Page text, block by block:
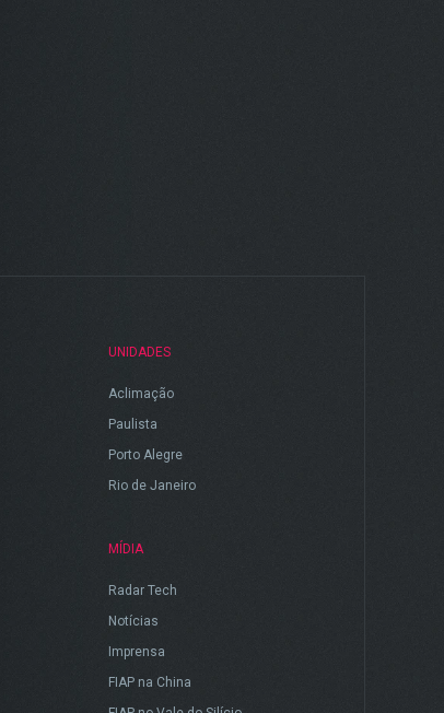
UNIDADES
Aclimação
Paulista
Porto Alegre
Rio de Janeiro
MÍDIA
Radar Tech
Notícias
Imprensa
FIAP na China